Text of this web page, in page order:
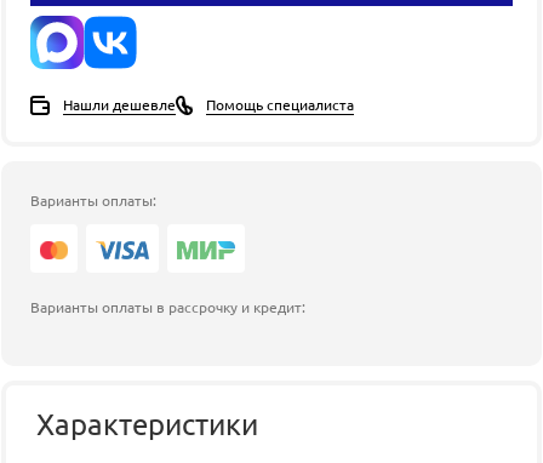
Нашли дешевле Помощь специалиста
Варианты оплаты:
Варианты оплаты в рассрочку и кредит:
Характеристики